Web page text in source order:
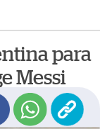
para
Messi